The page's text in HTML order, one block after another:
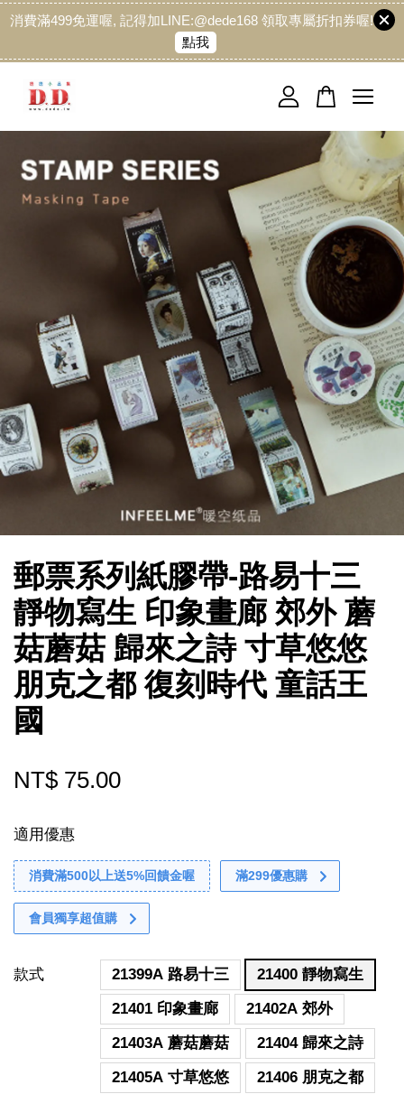
消費滿499免運喔, 記得加LINE:@dede168 領取專屬折扣券喔!
點我
郵票系列紙膠帶-路易十三
靜物寫生 印象畫廊 郊外 蘑
菇蘑菇 歸來之詩 寸草悠悠
朋克之都 復刻時代 童話王
國
NT$ 75.00
適用優惠
消費滿500以上送5%回饋金喔 滿299優惠購
會員獨享超值購
款式 21399A 路易十三
21400 靜物寫生
21401 印象畫廊
21402A 郊外
21403A 蘑菇蘑菇
21404 歸來之詩
21405A 寸草悠悠
21406 朋克之都
您的購物車目前還是空的。